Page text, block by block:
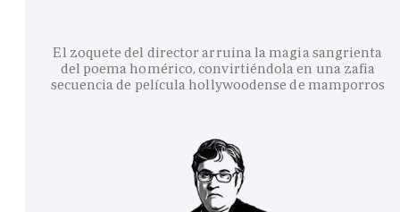
El zoquete del director arruina la magia sangrienta
del poema homérico, convirtiéndola en una zafia
secuencia de película hollywoodense de mamporros